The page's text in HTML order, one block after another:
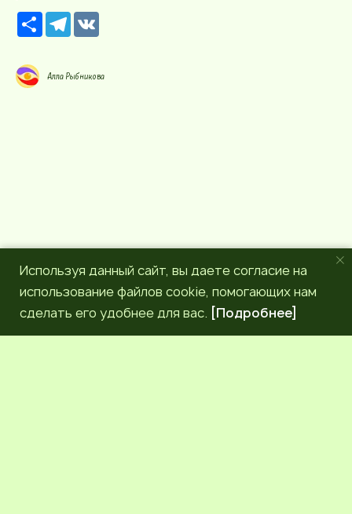
Р
е
р
с
T
e
g
r
Алла Рыбникова
Используя данный сайт, вы даете согласие на
использование файлов cookie, помогающих нам
сделать его удобнее для вас. [Подробнее]